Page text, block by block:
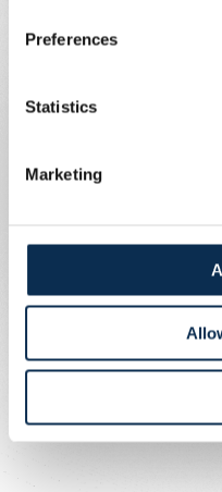
Preferences
Statistics
Marketing